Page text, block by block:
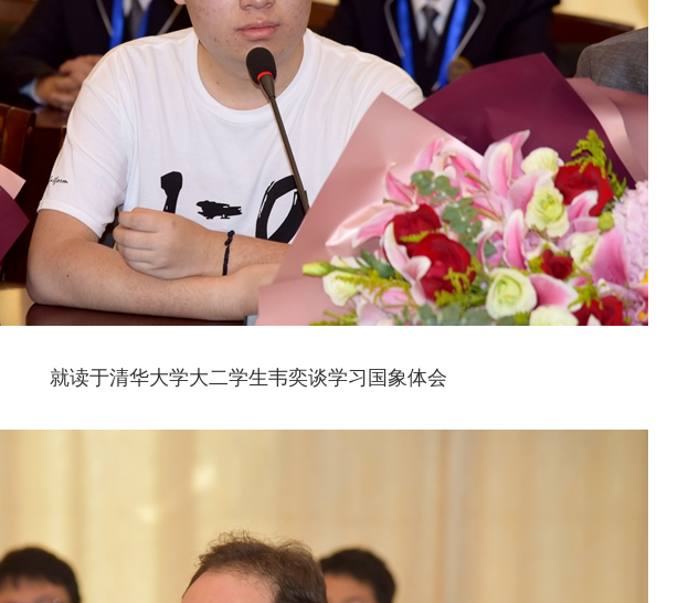
就读于清华大学大二学生韦奕谈学习国象体会